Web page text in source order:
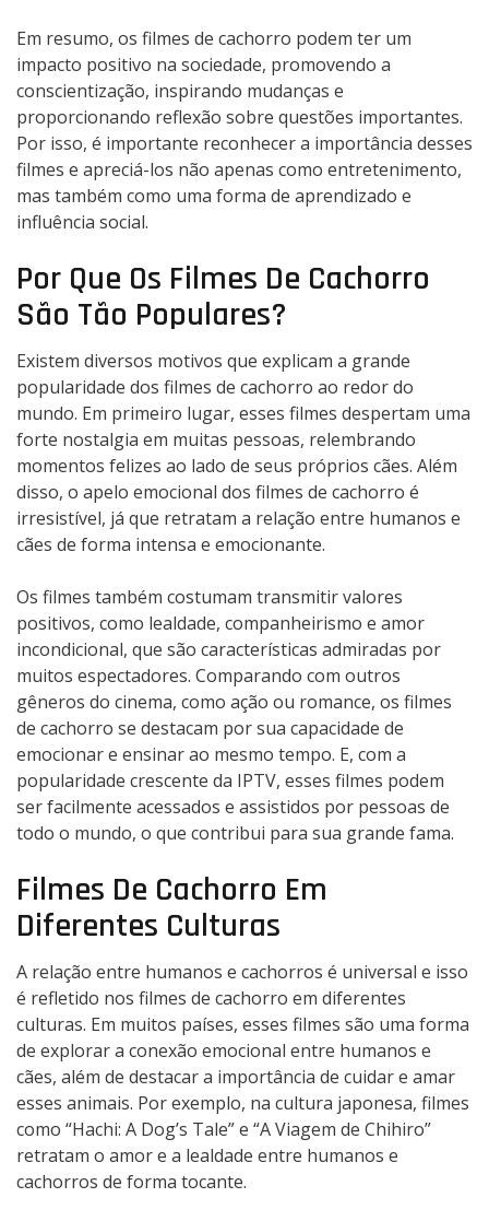
Em resumo, os filmes de cachorro podem ter um
impacto positivo na sociedade, promovendo a
conscientização, inspirando mudanças e
proporcionando reflexão sobre questões importantes.
Por isso, é importante reconhecer a importância desses
filmes e apreciá-los não apenas como entretenimento,
mas também como uma forma de aprendizado e
influência social.
Por Que Os Filmes De Cachorro
São Tão Populares?
Existem diversos motivos que explicam a grande
popularidade dos filmes de cachorro ao redor do
mundo. Em primeiro lugar, esses filmes despertam uma
forte nostalgia em muitas pessoas, relembrando
momentos felizes ao lado de seus próprios cães. Além
disso, o apelo emocional dos filmes de cachorro é
irresistível, já que retratam a relação entre humanos e
cães de forma intensa e emocionante.
Os filmes também costumam transmitir valores
positivos, como lealdade, companheirismo e amor
incondicional, que são características admiradas por
muitos espectadores. Comparando com outros
gêneros do cinema, como ação ou romance, os filmes
de cachorro se destacam por sua capacidade de
emocionar e ensinar ao mesmo tempo. E, com a
popularidade crescente da IPTV, esses filmes podem
ser facilmente acessados e assistidos por pessoas de
todo o mundo, o que contribui para sua grande fama.
Filmes De Cachorro Em
Diferentes Culturas
A relação entre humanos e cachorros é universal e isso
é refletido nos filmes de cachorro em diferentes
culturas. Em muitos países, esses filmes são uma forma
de explorar a conexão emocional entre humanos e
cães, além de destacar a importância de cuidar e amar
esses animais. Por exemplo, na cultura japonesa, filmes
como “Hachi: A Dog’s Tale” e “A Viagem de Chihiro”
retratam o amor e a lealdade entre humanos e
cachorros de forma tocante.